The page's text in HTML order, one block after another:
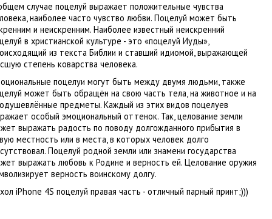
случае поцелуй выражает положительные чувства
наиболее часто чувство любви. Поцелуй может быть
и неискренним. Наиболее известный неискренний
в христианской культуре - это «поцелуй Иуды»,
из текста Библии и ставший идиомой, выражающей
степень коварства человека.
поцелуи могут быть между двумя людьми, также
может быть обращён на свою часть тела, на животное и на
предметы. Каждый из этих видов поцелуев
особый эмоциональный оттенок. Так, целование земли
выражать радость по поводу долгожданного прибытия в
местность или в места, в которых человек долго
Поцелуй родной земли или знамени государства
выражать любовь к Родине и верность ей. Целование оружия
верность воинскому долгу.
iPhone 4S поцелуй правая часть - отличный парный принт;)))